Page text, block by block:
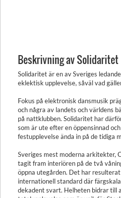
Beskrivning av Solidaritet
Solidaritet är en av Sveriges
eklektisk upplevelse, såväl vad
Fokus på elektronisk dansmusik
och några av landets och världens
på nattklubben. Solidaritet har
som är ute efter en öppensinnad
festupplevelse ända in på de tidiga
Sveriges mest moderna arkitekter,
tagit fram interiören på de två
öppna utegården. Det har
internationell standard där
dekadent svart. Helheten bidrar till